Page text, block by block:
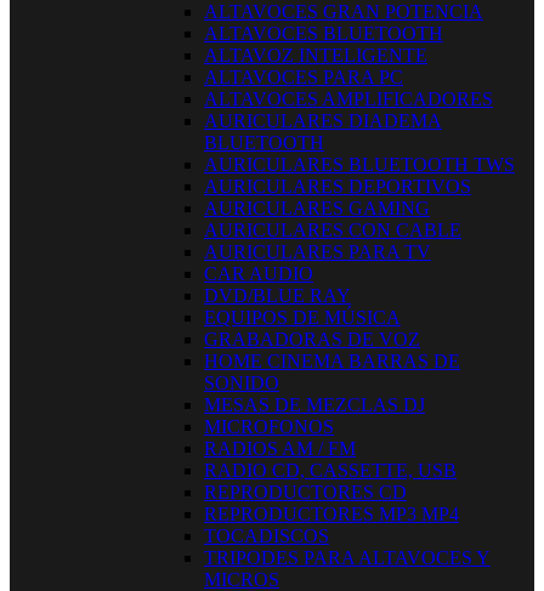
ALTAVOCES GRAN POTENCIA
ALTAVOCES BLUETOOTH
ALTAVOZ INTELIGENTE
ALTAVOCES PARA PC
ALTAVOCES AMPLIFICADORES
AURICULARES DIADEMA
BLUETOOTH
AURICULARES BLUETOOTH TWS
AURICULARES DEPORTIVOS
AURICULARES GAMING
AURICULARES CON CABLE
AURICULARES PARA TV
CAR AUDIO
DVD/BLUE RAY
EQUIPOS DE MÚSICA
GRABADORAS DE VOZ
HOME CINEMA BARRAS DE
SONIDO
MESAS DE MEZCLAS DJ
MICROFONOS
RADIOS AM / FM
RADIO CD, CASSETTE, USB
REPRODUCTORES CD
REPRODUCTORES MP3 MP4
TOCADISCOS
TRIPODES PARA ALTAVOCES Y
MICROS